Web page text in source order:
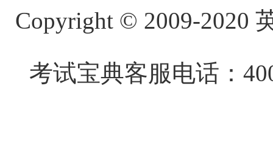
Copyright © 2009-2020
考试宝典客服电话：